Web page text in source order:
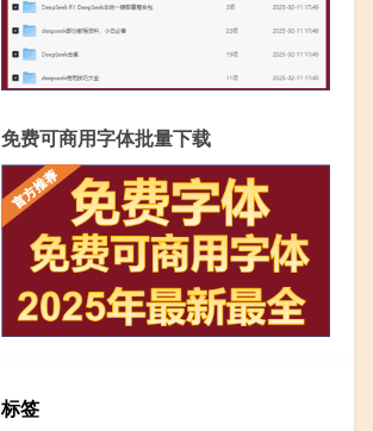
免费可商用字体批量下载
标签